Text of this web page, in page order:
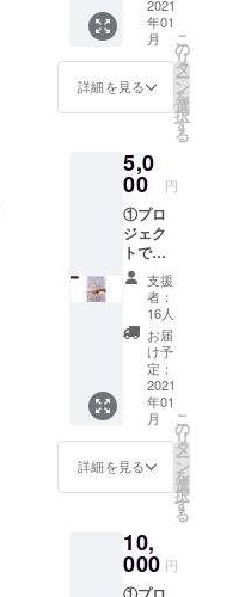
2021
年01
月
詳細を見る
こ
の
リ
タ
ー
ン
を
選
択
す
る
5,0
00 円
①プロ
ジェク
トで作
成した
ポス
ター
（B3サ
イズ）
１枚 ②
お礼の
メール
③メー
ルでの
プロ
ジェク
トのご
添付さ
れた動
画の転
支援
者：
16人
お届
け予
定：
2021
年01
月
詳細を見る
こ
の
リ
タ
ー
ン
を
選
択
す
る
10,
000 円